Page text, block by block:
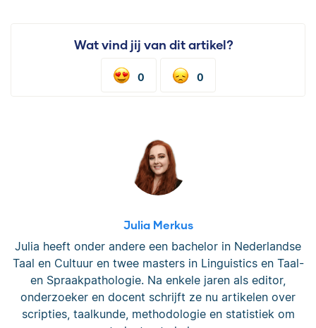
Wat vind jij van dit artikel?
0 0
Julia Merkus
Julia heeft onder andere een bachelor in Nederlandse
Taal en Cultuur en twee masters in Linguistics en Taal-
en Spraakpathologie. Na enkele jaren als editor,
onderzoeker en docent schrijft ze nu artikelen over
scripties, taalkunde, methodologie en statistiek om